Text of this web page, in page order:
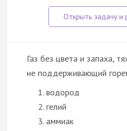
Газ без цвета и запаха,
не поддерживающий
водород
гелий
аммиак